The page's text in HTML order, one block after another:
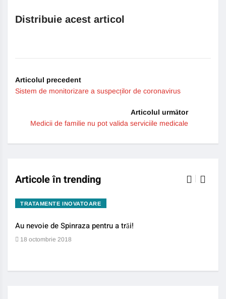
Distribuie acest articol
Articolul precedent
Sistem de monitorizare a suspecților de coronavirus
Articolul următor
Medicii de familie nu pot valida serviciile medicale
Articole în trending
TRATAMENTE INOVATOARE
Au nevoie de Spinraza pentru a trăi!
18 octombrie 2018